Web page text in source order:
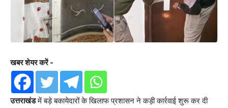
खबर शेयर करें -
उत्तराखंडमें बड़े बकायेदारों के खिलाफ प्रशासन ने कड़ी कार्रवाई शुरू कर दी